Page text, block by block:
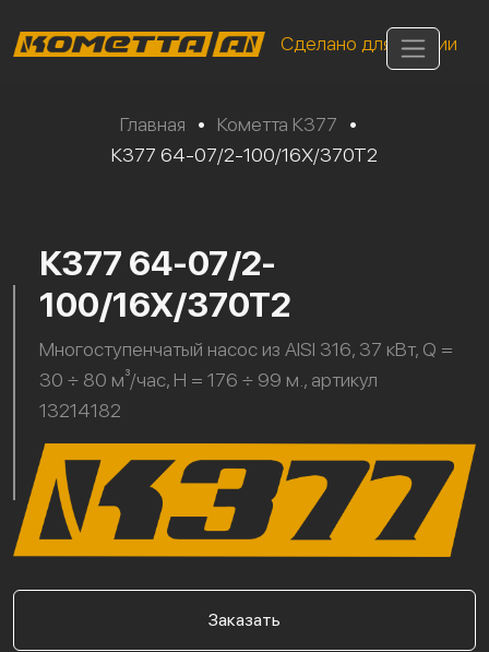
Сделано для России
Главная • Кометта К377
•
К377 64-07/2-100/16Х/370Т2
К377 64-07/2-
100/16Х/370Т2
Многоступенчатый насос из AISI 316, 37 кВт, Q =
30 ÷ 80 м³/час, H = 176 ÷ 99 м., артикул
13214182
Заказать